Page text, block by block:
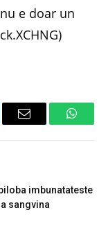
e doar un
Email
imbunatateste
sangvina